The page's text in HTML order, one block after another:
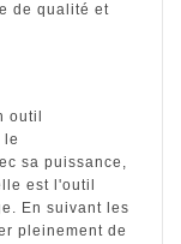
de qualité et
outil
le
sa puissance,
est l'outil
En suivant les
pleinement de